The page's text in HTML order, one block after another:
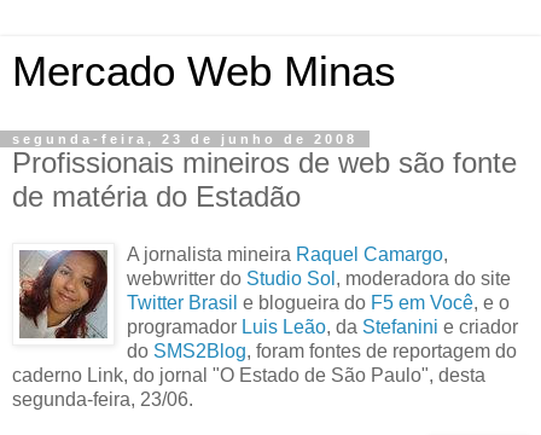
Mercado Web Minas
segunda-feira, 23 de junho de 2008
Profissionais mineiros de web são fonte
de matéria do Estadão
A jornalista mineira Raquel Camargo,
webwritter do Studio Sol , moderadora do site
Twitter Brasil e blogueira do F5 em Você, e o
programador Luis Leão, da Stefanini e criador
do SMS2Blog, foram fontes de reportagem do
caderno Link, do jornal "O Estado de São Paulo", desta
segunda-feira, 23/06.